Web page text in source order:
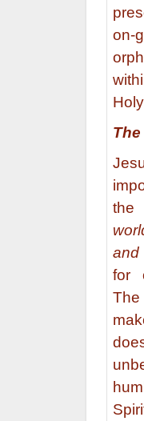
on-
the
and
for